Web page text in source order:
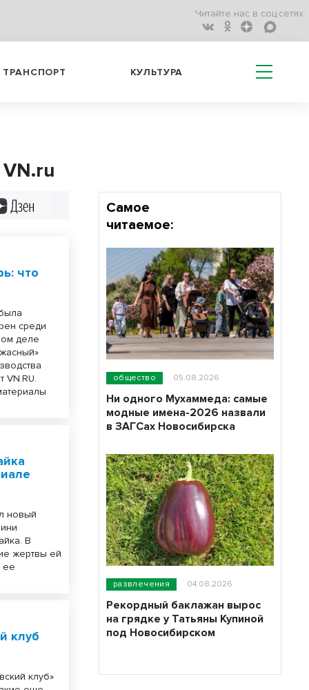
Читайте нас в соц.сетях:
ТРАНСПОРТ КУЛЬТУРА
что
среди
деле
новый
В
жертвы ей
ее
клуб
клуб»
Самое
читаемое:
общество 05.08.2026
Ни одного Мухаммеда: самые
модные имена-2026 назвали
в ЗАГСах Новосибирска
развлечения 04.08.2026
Рекордный баклажан вырос
на грядке у Татьяны Купиной
под Новосибирском